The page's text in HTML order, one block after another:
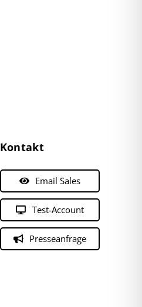
Kontakt
Email Sales
Test-Account
Presseanfrage